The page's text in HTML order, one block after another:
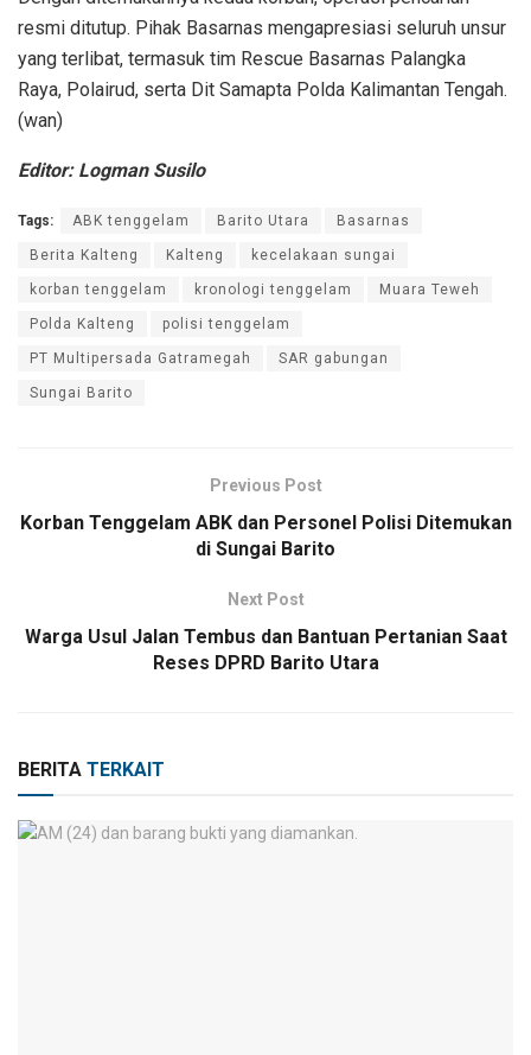
resmi ditutup. Pihak Basarnas mengapresiasi seluruh unsur
yang terlibat, termasuk tim Rescue Basarnas Palangka
Raya, Polairud, serta Dit Samapta Polda Kalimantan Tengah.
(wan)
Editor: Logman Susilo
Tags: ABK tenggelam Barito Utara Basarnas
Berita Kalteng Kalteng kecelakaan sungai
korban tenggelam kronologi tenggelam Muara Teweh
Polda Kalteng polisi tenggelam
PT Multipersada Gatramegah SAR gabungan
Sungai Barito
Previous Post
Korban Tenggelam ABK dan Personel Polisi Ditemukan
di Sungai Barito
Next Post
Warga Usul Jalan Tembus dan Bantuan Pertanian Saat
Reses DPRD Barito Utara
BERITA TERKAIT